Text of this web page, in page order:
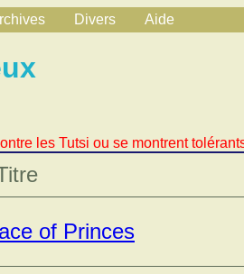
Divers Aide
les Tutsi ou se montrent
of Princes